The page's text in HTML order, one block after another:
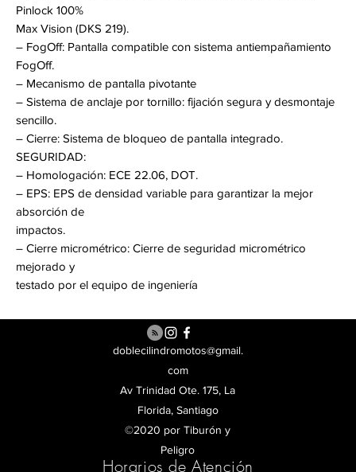
Pinlock 100%
Max Vision (DKS 219).
– FogOff: Pantalla compatible con sistema antiempañamiento
FogOff.
– Mecanismo de pantalla pivotante
– Sistema de anclaje por tornillo: fijación segura y desmontaje
sencillo.
– Cierre: Sistema de bloqueo de pantalla integrado.
SEGURIDAD:
– Homologación: ECE 22.06, DOT.
– EPS: EPS de densidad variable para garantizar la mejor
absorción de
impactos.
– Cierre micrométrico: Cierre de seguridad micrométrico
mejorado y
testado por el equipo de ingeniería
doblecilindromotos@gmail.
com
Av Trinidad Ote. 175, La
Florida, Santiago
©2020 por Tiburón y
Peligro
Horarios de Atención